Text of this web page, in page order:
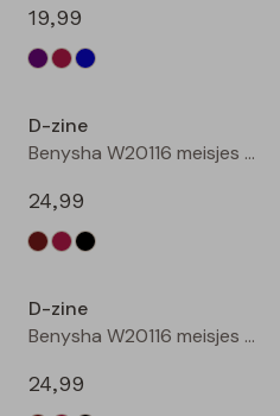
19,99
D-zine
Benysha W20116 meisjes bermuda Bruin donker
24,99
D-zine
Benysha W20116 meisjes bermuda Zwart
24,99